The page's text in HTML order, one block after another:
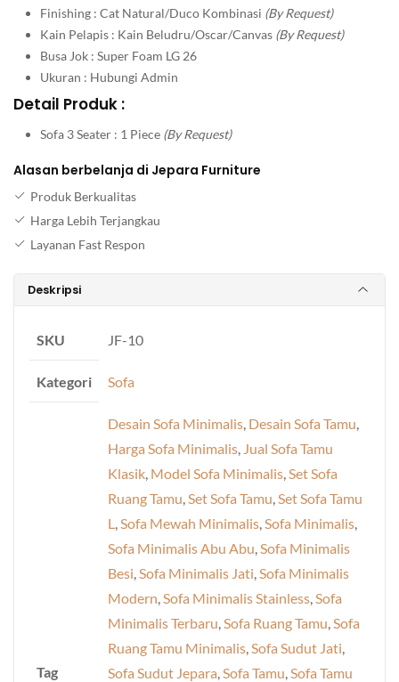
Finishing : Cat Natural/Duco Kombinasi (By Request)
Kain Pelapis : Kain Beludru/Oscar/Canvas (By Request)
Busa Jok : Super Foam LG 26
Ukuran : Hubungi Admin
Detail Produk :
Sofa 3 Seater : 1 Piece (By Request)
Alasan berbelanja di Jepara Furniture
Produk Berkualitas
Harga Lebih Terjangkau
Layanan Fast Respon
Deskripsi
SKU JF-10
Kategori Sofa
Tag
Desain Sofa Minimalis Desain Sofa Tamu
Harga Sofa Minimalis Jual Sofa Tamu
Klasik Model Sofa Minimalis Set Sofa
Ruang Tamu Set Sofa Tamu Set Sofa Tamu
L
Sofa Mewah Minimalis Sofa Minimalis
Sofa Minimalis Abu Abu Sofa Minimalis
Besi Sofa Minimalis Jati Sofa Minimalis
Modern Sofa Minimalis Stainless Sofa
Minimalis Terbaru Sofa Ruang Tamu Sofa
Ruang Tamu Minimalis Sofa Sudut Jati
Sofa Sudut Jepara Sofa Tamu Sofa Tamu